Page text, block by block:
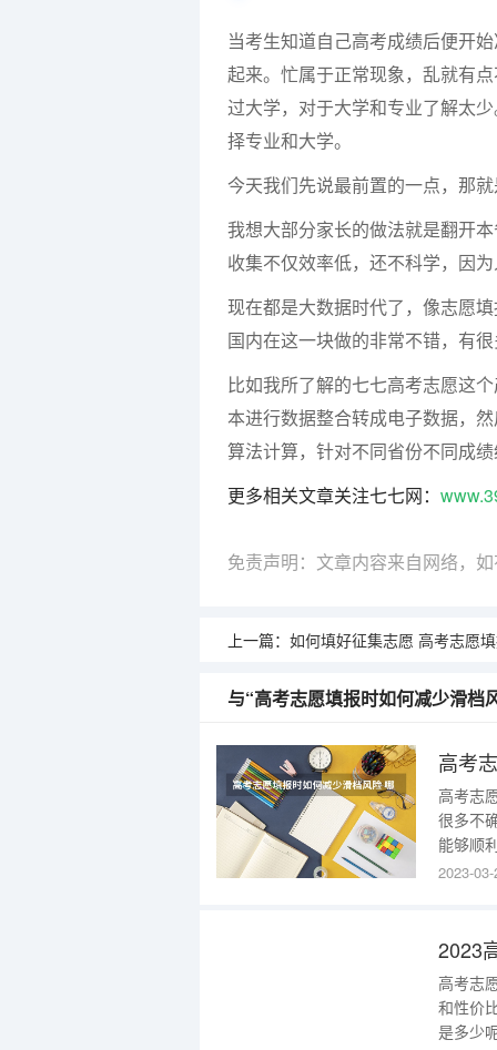
当考生知道自己高考成绩后便开
起来。忙属于正常现象，乱就有
过大学，对于大学和专业了解太
择专业和大学。
今天我们先说最前置的一点，那
我想大部分家长的做法就是翻开
收集不仅效率低，还不科学，因
现在都是大数据时代了，像志愿
国内在这一块做的非常不错，有
比如我所了解的七七高考志愿这
本进行数据整合转成电子数据，
算法计算，针对不同省份不同成
更多相关文章关注七七网：
免责声明：文章内容来自网络，
上一篇： 如何填好征集志愿 高考志愿填报密码忘
与“高考志愿填报时如何减少滑档
高考志
很多不
能够顺
以下几
大学自
2023-
高考志
和性价
是多少